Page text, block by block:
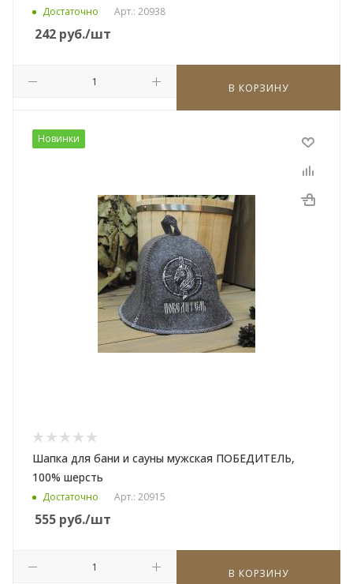
Достаточно Арт.: 20938
242 руб./шт
В КОРЗИНУ
Новинки
Шапка для бани и сауны мужская ПОБЕДИТЕЛЬ,
100% шерсть
Достаточно Арт.: 20915
555 руб./шт
В КОРЗИНУ